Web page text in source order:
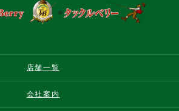
店舗一覧
会社案内